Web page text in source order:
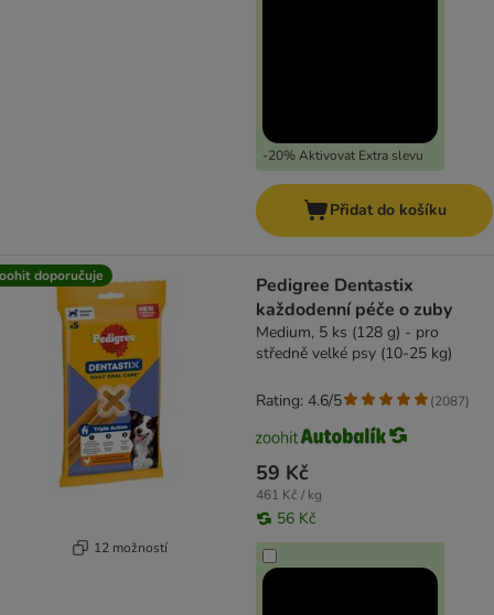
-20% Aktivovat Extra slevu
Přidat do košíku
doporučuje
12 možností
Pedigree Dentastix
každodenní péče o zuby
Medium, 5 ks (128 g) - pro
středně velké psy (10-25 kg)
59 Kč
461 Kč / kg
56 Kč
Rating: 4.6/5 (2087)